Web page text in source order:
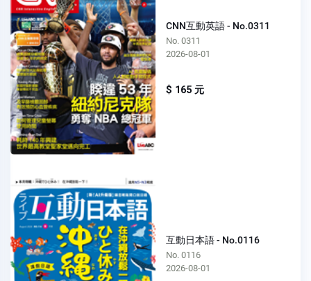
CNN互動英語 - No.0311
No. 0311
2026-08-01
$ 165 元
互動日本語 - No.0116
No. 0116
2026-08-01